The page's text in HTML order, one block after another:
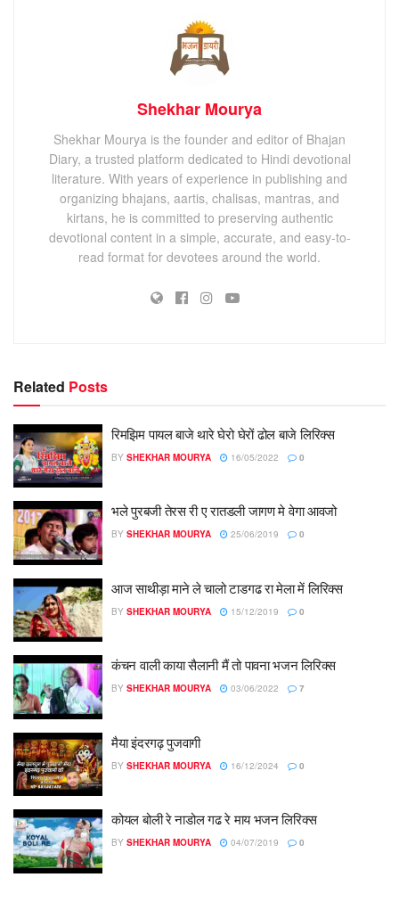
Shekhar Mourya
Shekhar Mourya is the founder and editor of Bhajan
Diary, a trusted platform dedicated to Hindi devotional
literature. With years of experience in publishing and
organizing bhajans, aartis, chalisas, mantras, and
kirtans, he is committed to preserving authentic
devotional content in a simple, accurate, and easy-to-
read format for devotees around the world.
Related Posts
रिमझिम पायल बाजे थारे घेरो घेरों ढोल बाजे लिरिक्स
BY SHEKHAR MOURYA 16/05/2022 0
भले पुरबजी तेरस री ए रातडली जागण मे वेगा आवजो
BY SHEKHAR MOURYA 25/06/2019 0
आज साथीड़ा माने ले चालो टाडगढ रा मेला में लिरिक्स
BY SHEKHAR MOURYA 15/12/2019 0
कंचन वाली काया सैलानी मैं तो पावना भजन लिरिक्स
BY SHEKHAR MOURYA 03/06/2022 7
मैया इंदरगढ़ पुजवागी
BY SHEKHAR MOURYA 16/12/2024 0
कोयल बोली रे नाडोल गढ रे माय भजन लिरिक्स
BY SHEKHAR MOURYA 04/07/2019 0